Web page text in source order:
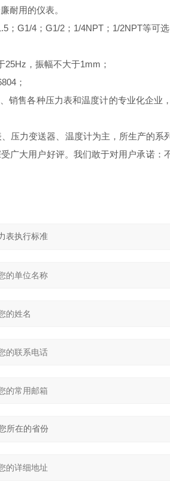
耐用的仪表。
；G1/4；G1/2；1/4NPT；1/2NPT等可选
，振幅不大于1mm；
；
销售各种压力表和温度计的专业化企业
压力变送器、温度计为主，所生产的系
广大用户好评。我们敢于对用户承诺